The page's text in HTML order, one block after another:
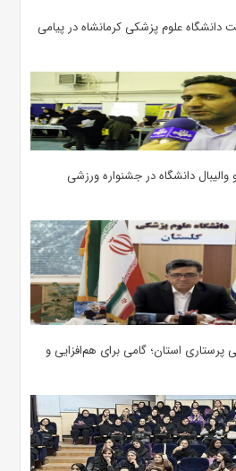
علوم پزشکی کرمانشاه در پیامی
دانشگاه در جشنواره ورزشی
پرستاری استان؛ گامی برای هم‌افزایی و